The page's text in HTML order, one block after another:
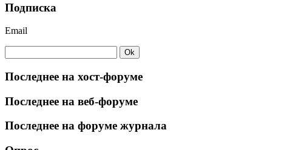
Подписка
Email
Последнее на хост-форуме
Последнее на веб-форуме
Последнее на форуме журнала